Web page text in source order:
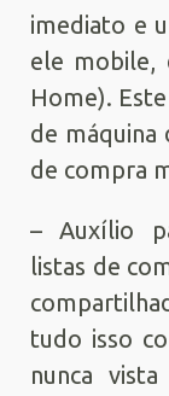
imediato e
ele mobile,
Home).
de máquina
de compra
– Auxílio
listas de
tudo isso
nunca